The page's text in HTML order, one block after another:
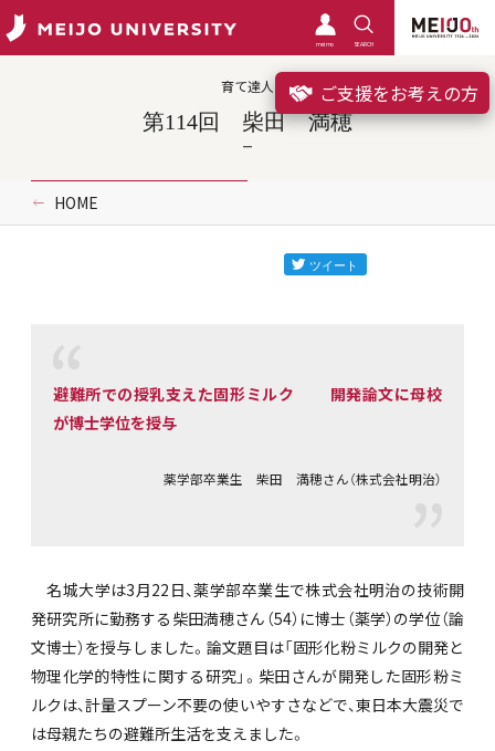
meimo SEARCH
ご支援をお考えの方
育て達人
第114回 柴田 満穂
HOME
避難所での授乳支えた固形ミルク 開発論文に母校
が博士学位を授与
薬学部卒業生 柴田 満穂さん（株式会社明治）
名城大学は3月22日、薬学部卒業生で株式会社明治の技術開
発研究所に勤務する柴田満穂さん（54）に博士（薬学）の学位（論
文博士）を授与しました。論文題目は「固形化粉ミルクの開発と
物理化学的特性に関する研究」。柴田さんが開発した固形粉ミ
ルクは、計量スプーン不要の使いやすさなどで、東日本大震災で
は母親たちの避難所生活を支えました。